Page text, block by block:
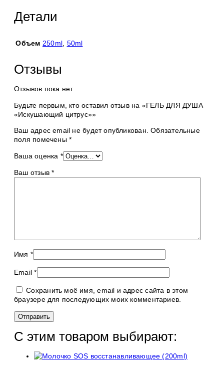
Детали
Объем 250ml 50ml
Отзывы
Отзывов пока нет.
Будьте первым, кто оставил отзыв на «ГЕЛЬ ДЛЯ ДУША
«Искушающий цитрус»»
Ваш адрес email не будет опубликован. Обязательные
поля помечены*
Ваша оценка *
Ваш отзыв*
Имя *
Email*
Сохранить моё имя, email и адрес сайта в этом
браузере для последующих моих комментариев.
С этим товаром выбирают: